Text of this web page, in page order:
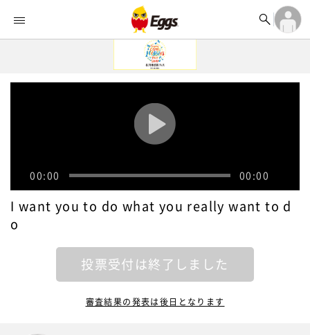


ランキング 
記事 

ログイン
アカウント登録
00:00 00:00
I want you to do what you really want to d
o
投票受付は終了しました
審査結果の発表は後日となります